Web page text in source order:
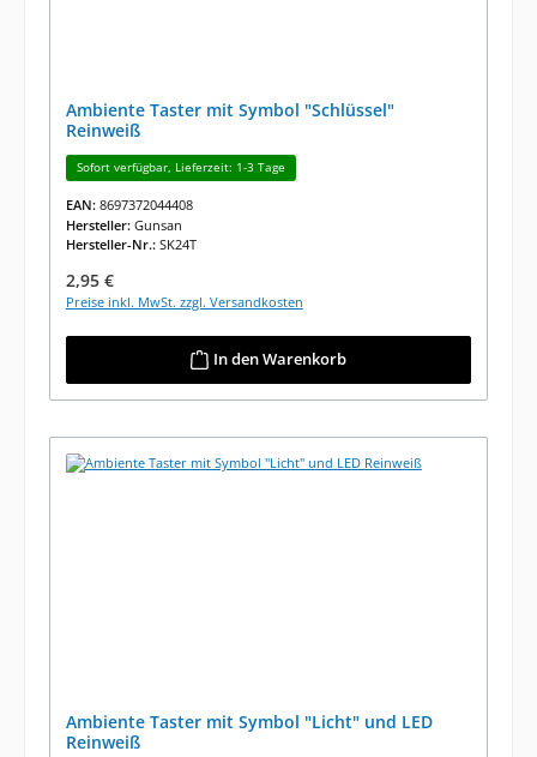
Ambiente Taster mit Symbol "Schlüssel"
Reinweiß
Sofort verfügbar, Lieferzeit: 1-3 Tage
EAN: 8697372044408
Hersteller: Gunsan
Hersteller-Nr.: SK24T
Regulärer Preis:
2,95 €
Preise inkl. MwSt. zzgl. Versandkosten
In den Warenkorb
Ambiente Taster mit Symbol "Licht" und LED
Reinweiß